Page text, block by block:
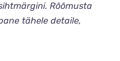
Rõõmusta
tähele detaile,